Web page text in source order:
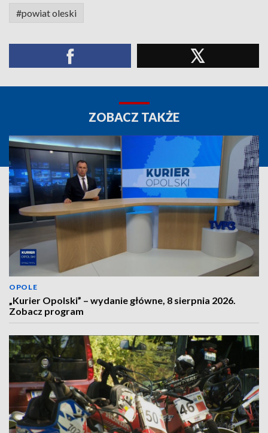
#powiat oleski
ZOBACZ TAKŻE
OPOLE
„Kurier Opolski” – wydanie główne, 8 sierpnia 2026.
Zobacz program